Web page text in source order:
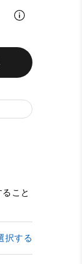
こと
択する